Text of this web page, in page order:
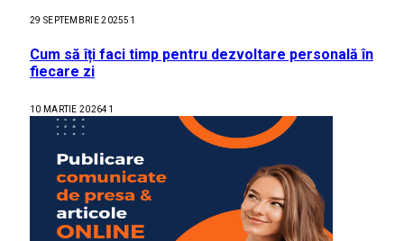
29 SEPTEMBRIE 202551
Cum să îți faci timp pentru dezvoltare personală în
fiecare zi
10 MARTIE 202641